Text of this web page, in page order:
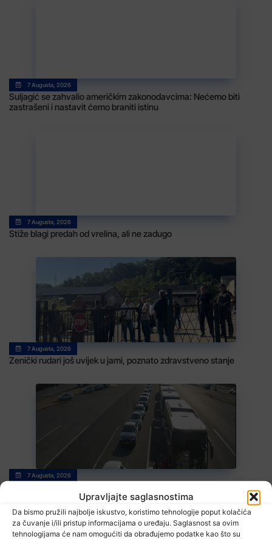
Upravljajte saglasnostima
Da bismo pružili najbolje iskustvo, koristimo tehnologije poput kolačića
za čuvanje i/ili pristup informacijama o uređaju. Saglasnost sa ovim
tehnologijama će nam omogućiti da obrađujemo podatke kao što su
7 Augusta, 2026
Suljagić se zahvalio američkim zakonodavcima: Nećemo biti
zastrašeni i nastavit ćemo braniti istinu
7 Augusta, 2026
Stiže blagi predah od vrelina, ali ne zadugo
7 Augusta, 2026
Zenički rudari još uvijek u jami, poznato zdravstveno stanje
7 Augusta, 2026